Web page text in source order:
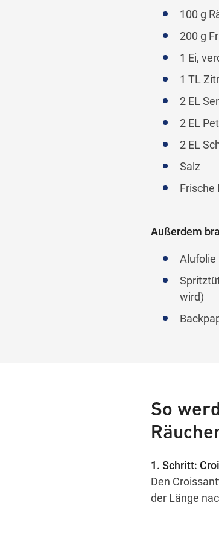
100 g
200 g
1 Ei,
1 TL
2 EL
2 EL
2 EL
Salz
Frische
Außerdem
Alufolie
wird)
So
1. Schritt:
Den
der Länge